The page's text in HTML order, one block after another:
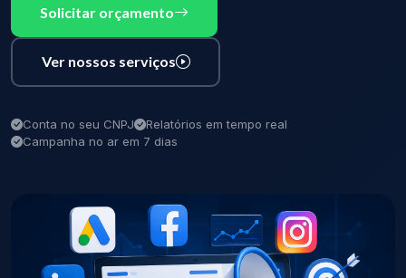
Solicitar orçamento
Ver nossos serviços
Conta no seu CNPJ
Relatórios em tempo real
Campanha no ar em 7 dias